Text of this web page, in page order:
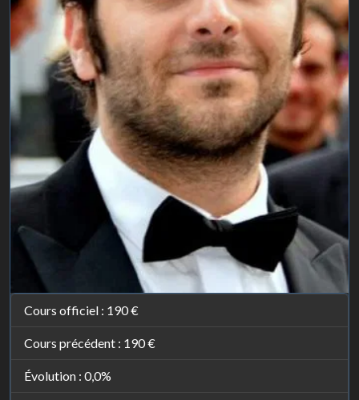
Cours officiel : 190 €
Cours précédent : 190 €
Évolution : 0,0%